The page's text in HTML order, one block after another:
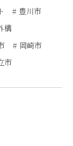
豊川市
構
岡崎市
市